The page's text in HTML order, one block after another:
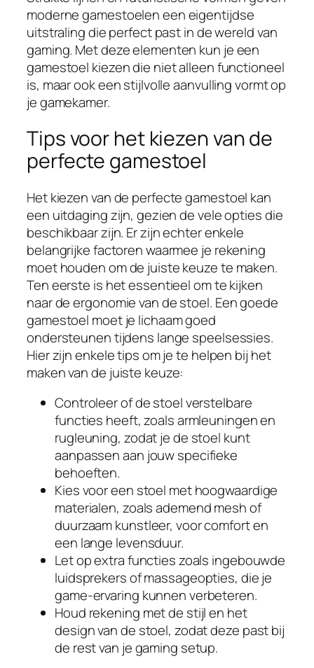
moderne gamestoelen een eigentijdse
uitstraling die perfect past in de wereld van
gaming. Met deze elementen kun je een
gamestoel kiezen die niet alleen functioneel
is, maar ook een stijlvolle aanvulling vormt op
je gamekamer.
Tips voor het kiezen van de
perfecte gamestoel
Het kiezen van de perfecte gamestoel kan
een uitdaging zijn, gezien de vele opties die
beschikbaar zijn. Er zijn echter enkele
belangrijke factoren waarmee je rekening
moet houden om de juiste keuze te maken.
Ten eerste is het essentieel om te kijken
naar de ergonomie van de stoel. Een goede
gamestoel moet je lichaam goed
ondersteunen tijdens lange speelsessies.
Hier zijn enkele tips om je te helpen bij het
maken van de juiste keuze:
Controleer of de stoel verstelbare
functies heeft, zoals armleuningen en
rugleuning, zodat je de stoel kunt
aanpassen aan jouw specifieke
behoeften.
Kies voor een stoel met hoogwaardige
materialen, zoals ademend mesh of
duurzaam kunstleer, voor comfort en
een lange levensduur.
Let op extra functies zoals ingebouwde
luidsprekers of massageopties, die je
game-ervaring kunnen verbeteren.
Houd rekening met de stijl en het
design van de stoel, zodat deze past bij
de rest van je gaming setup.